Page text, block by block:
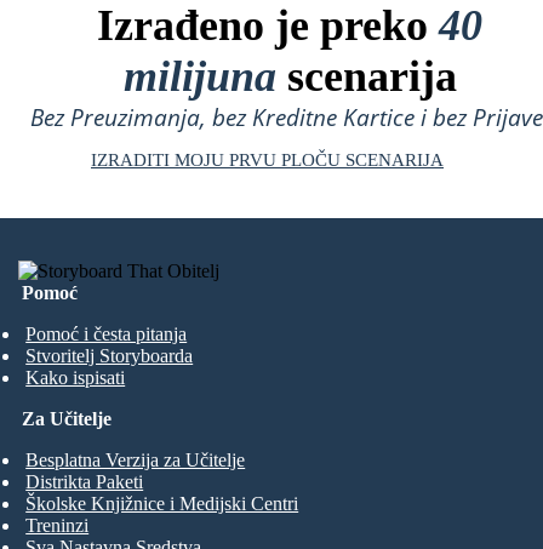
Izrađeno je preko40
milijuna scenarija
Bez Preuzimanja, bez Kreditne Kartice i bez
IZRADITI MOJU PRVU PLOČU SCENARIJA
Pomoć
Pomoć i česta pitanja
Stvoritelj Storyboarda
Kako ispisati
Za Učitelje
Besplatna Verzija za Učitelje
Distrikta Paketi
Školske Knjižnice i Medijski Centri
Treninzi